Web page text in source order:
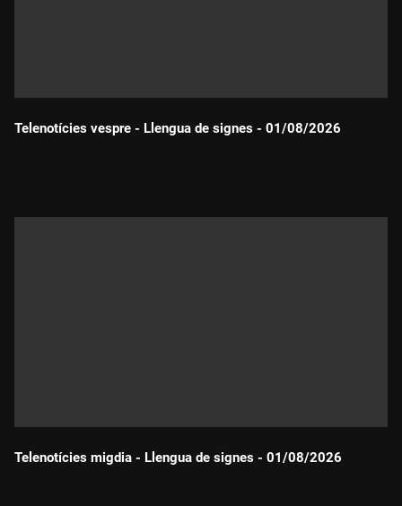
Telenotícies vespre - Llengua de signes - 01/08/2026
Telenotícies migdia - Llengua de signes - 01/08/2026